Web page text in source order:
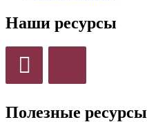
Наши ресурсы
Полезные ресурсы